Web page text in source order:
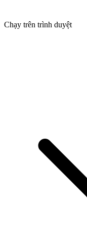
Chạy trên trình duyệt